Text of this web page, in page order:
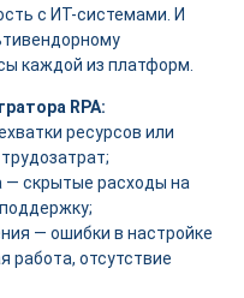
с ИТ-системами. И
каждой из платформ.
RPA:
ресурсов или
скрытые расходы на
— ошибки в настройке
работа, отсутствие